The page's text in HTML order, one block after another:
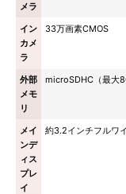
メラ
イン
カメ
ラ
33万画素CMOS
外部
メモ
リ
microSDHC（最大
メイ
ンデ
ィス
プレ
イ
約3.2インチフルワ